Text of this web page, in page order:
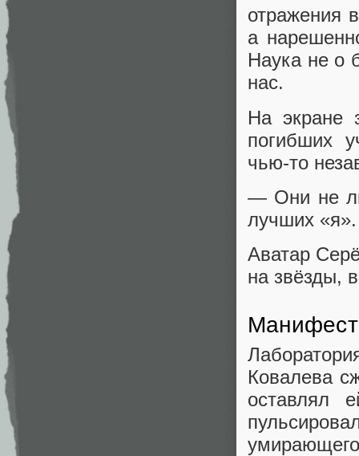
отражения
а
Наука не о
нас.
На экране
погибших
чью‑то
— Они не
лучших
Аватар
на звёзды,
Ковалева
оставлял